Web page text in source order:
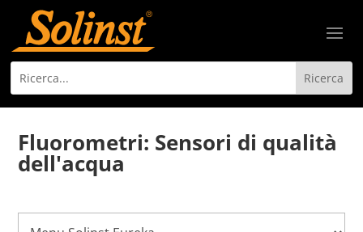
Fluorometri: Sensori di qualità
dell'acqua